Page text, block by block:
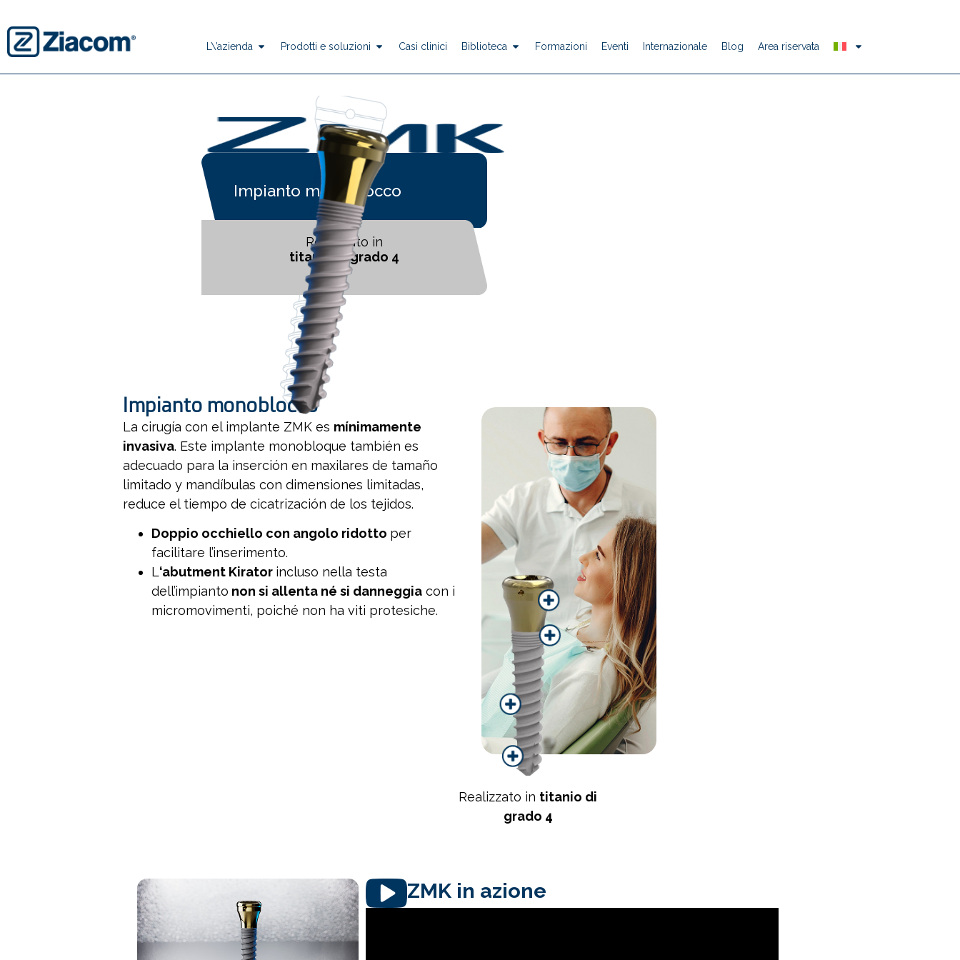
L\’azienda Prodotti e soluzioni Casi clinici Biblioteca Formazioni Eventi Internazionale Blog Area riservata
Impianto monoblocco
Realizzato in
titanio di grado 4
Impianto monoblocco
La cirugía con el implante ZMK es mínimamente
invasiva. Este implante monobloque también es
adecuado para la inserción en maxilares de tamaño
limitado y mandíbulas con dimensiones limitadas,
reduce el tiempo de cicatrización de los tejidos.
Doppio occhiello con angolo ridotto per
facilitare l’inserimento.
L‘abutment Kirator incluso nella testa
dell’impianto non si allenta né si danneggia con i
micromovimenti, poiché non ha viti protesiche.
Realizzato in titanio di
grado 4
ZMK in azione